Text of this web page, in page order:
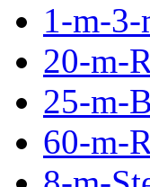
1-m-
20-m-
25-m-
60-m-